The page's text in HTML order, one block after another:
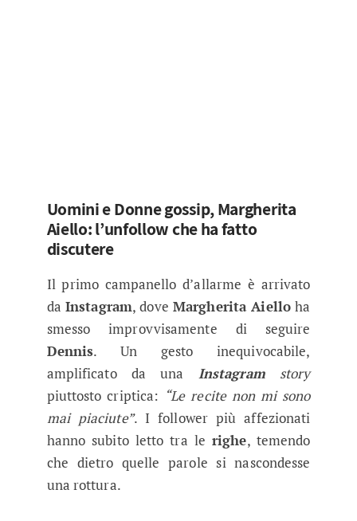
Uomini e Donne gossip, Margherita
Aiello: l’unfollow che ha fatto
discutere
Il primo campanello d’allarme è arrivato
daInstagram, doveMargherita Aielloha
smesso improvvisamente di seguire
Dennis. Un gesto inequivocabile,
amplificato da una Instagramstory
piuttosto criptica: “Le recite non mi sono
mai piaciute”. I follower più affezionati
hanno subito letto tra lerighe, temendo
che dietro quelle parole si nascondesse
una rottura.